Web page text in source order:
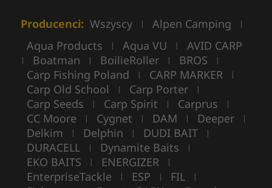
Producenci: Wszyscy | Alpen Camping |
Aqua Products | Aqua VU | AVID CARP
| Boatman | BoilieRoller | BROS |
Carp Fishing Poland | CARP MARKER |
Carp Old School | Carp Porter |
Carp Seeds | Carp Spirit | Carprus |
CC Moore | Cygnet | DAM | Deeper |
Delkim | Delphin | DUDI BAIT |
DURACELL | Dynamite Baits |
EKO BAITS | ENERGIZER |
EnterpriseTackle | ESP | FIL |